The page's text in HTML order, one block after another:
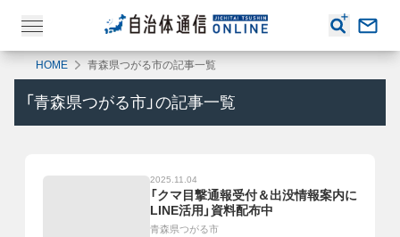
HOME 青森県つがる市の記事一覧
「 青森県つがる市 」の記事一覧
2025.11.04
「クマ目撃通報受付＆出没情報案内に
LINE活用」資料配布中
青森県つがる市